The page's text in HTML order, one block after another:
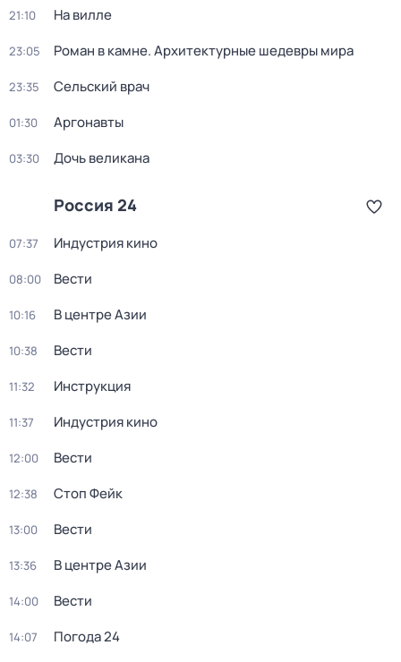
21:10 На вилле
23:05 Роман в камне. Архитектурные шедевры мира
23:35 Сельский врач
01:30 Аргонавты
03:30 Дочь великана
Россия 24
07:37 Индустрия кино
08:00 Вести
10:16 В центре Азии
10:38 Вести
11:32 Инструкция
11:37 Индустрия кино
12:00 Вести
12:38 Стоп Фейк
13:00 Вести
13:36 В центре Азии
14:00 Вести
14:07 Погода 24